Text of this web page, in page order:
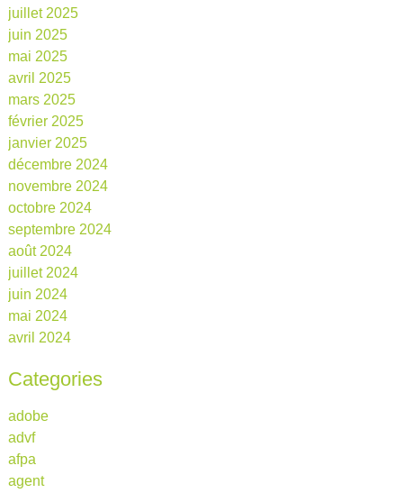
juillet 2025
juin 2025
mai 2025
avril 2025
mars 2025
février 2025
janvier 2025
décembre 2024
novembre 2024
octobre 2024
septembre 2024
août 2024
juillet 2024
juin 2024
mai 2024
avril 2024
Categories
adobe
advf
afpa
agent